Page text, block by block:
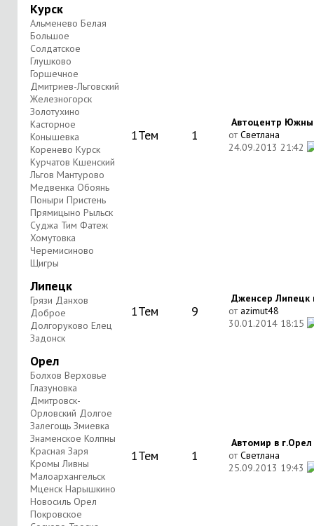
Курск
Альменево Белая
Большое
Солдатское
Глушково
Горшечное
Дмитриев-Льговский
Железногорск
Золотухино
Касторное
Конышевка
Коренево Курск
Курчатов Кшенский
Льгов Мантурово
Медвенка Обоянь
Поныри Пристень
Прямицыно Рыльск
Суджа Тим Фатеж
Хомутовка
Черемисиново
Щигры
1Тем 1
Автоцентр
отСветлана
24.09.2013 21:42
Липецк
Грязи Данхов
Доброе
Долгоруково Елец
Задонск
1Тем 9
Дженсер Липецк
от azimut48
30.01.2014 18:15
Орел
Болхов Верховье
Глазуновка
Дмитровск-
Орловский Долгое
Залегощь Змиевка
Знаменское Колпны
Красная Заря
Кромы Ливны
Малоархангельск
Мценск Нарышкино
Новосиль Орел
Покровское
1Тем 1
Автомир в
отСветлана
25.09.2013 19:43